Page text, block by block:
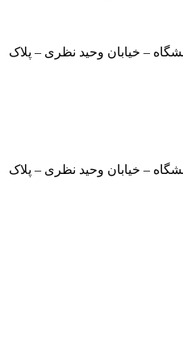
– خیابان وحید نظری – پلاک
– خیابان وحید نظری – پلاک